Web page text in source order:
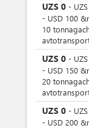
UZS 0 - UZS
- USD 100
10
UZS 0 - UZS
- USD 150
20
UZS 0 - UZS
- USD 200